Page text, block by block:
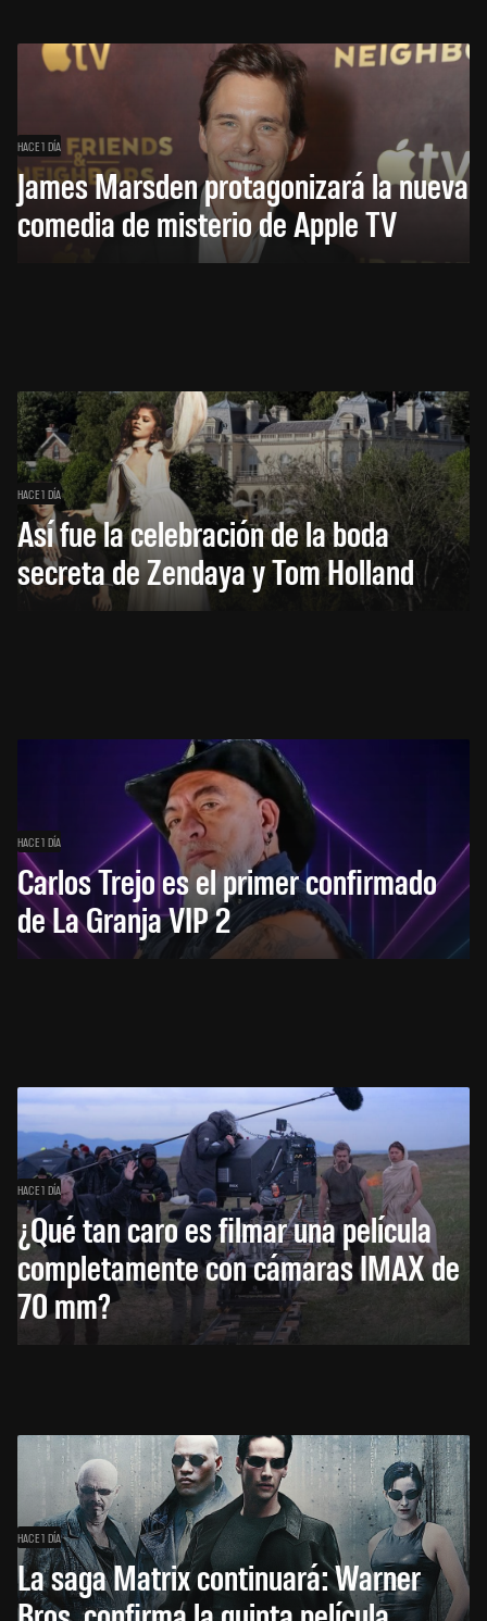
HACE 1 DÍA
James Marsden protagonizará la nueva
comedia de misterio de Apple TV
HACE 1 DÍA
Así fue la celebración de la boda
secreta de Zendaya y Tom Holland
HACE 1 DÍA
Carlos Trejo es el primer confirmado
de La Granja VIP 2
HACE 1 DÍA
¿Qué tan caro es filmar una película
completamente con cámaras IMAX de
70 mm?
HACE 1 DÍA
La saga Matrix continuará: Warner